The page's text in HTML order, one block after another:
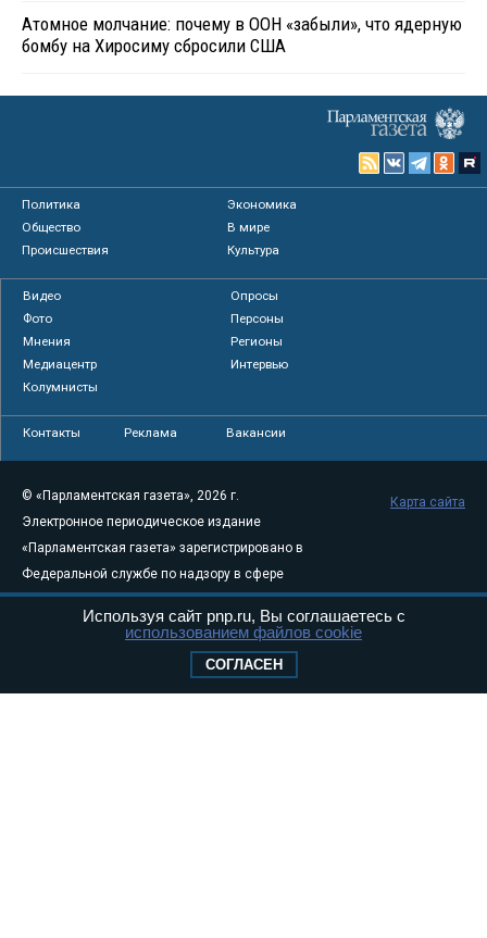
Атомное молчание: почему в ООН «забыли», что ядерную
бомбу на Хиросиму сбросили США
Политика
Экономика
Общество
В мире
Происшествия
Культура
Видео
Опросы
Фото
Персоны
Мнения
Регионы
Медиацентр
Интервью
Колумнисты
Контакты Реклама Вакансии
© «Парламентская газета», 2026 г.
Электронное периодическое издание
«Парламентская газета» зарегистрировано в
Федеральной службе по надзору в сфере
связи, информационных технологий и
массовых коммуникаций (Роскомнадзор) 05
Свидетельство о регистрации Эл № ФС77-
Карта сайта
Используя сайт pnp.ru, Вы соглашаетесь с
использованием файлов cookie
СОГЛАСЕН